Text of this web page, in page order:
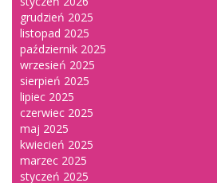
grudzień 2025
listopad 2025
październik 2025
wrzesień 2025
sierpień 2025
lipiec 2025
czerwiec 2025
maj 2025
kwiecień 2025
marzec 2025
styczeń 2025